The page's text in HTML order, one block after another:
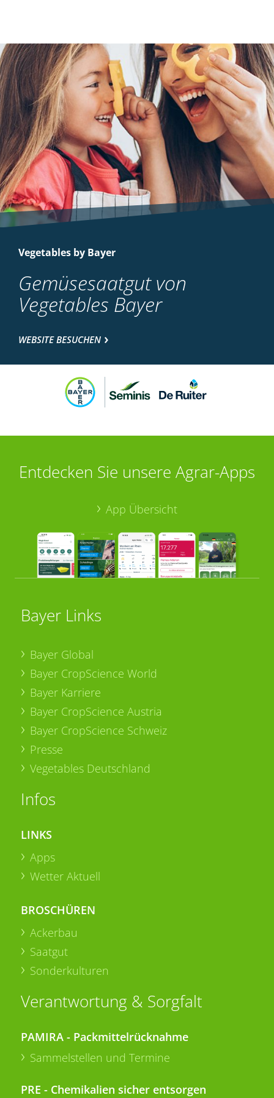
Vegetables by Bayer
Gemüsesaatgut von
Vegetables Bayer
WEBSITE BESUCHEN
Entdecken Sie unsere Agrar-Apps
App Übersicht
Bayer Links
Bayer Global
Bayer CropScience World
Bayer Karriere
Bayer CropScience Austria
Bayer CropScience Schweiz
Presse
Vegetables Deutschland
Infos
LINKS
Apps
Wetter Aktuell
BROSCHÜREN
Ackerbau
Saatgut
Sonderkulturen
Verantwortung & Sorgfalt
PAMIRA - Packmittelrücknahme
Sammelstellen und Termine
PRE - Chemikalien sicher entsorgen